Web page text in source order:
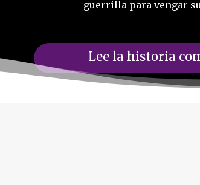
guerrilla para vengar
Lee la historia